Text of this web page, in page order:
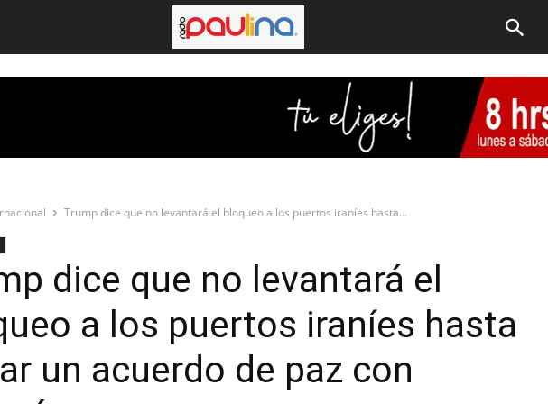
Trump dice que no levantará el bloqueo a los puertos iraníes hasta...
dice que no levantará el
a los puertos iraníes hasta
un acuerdo de paz con